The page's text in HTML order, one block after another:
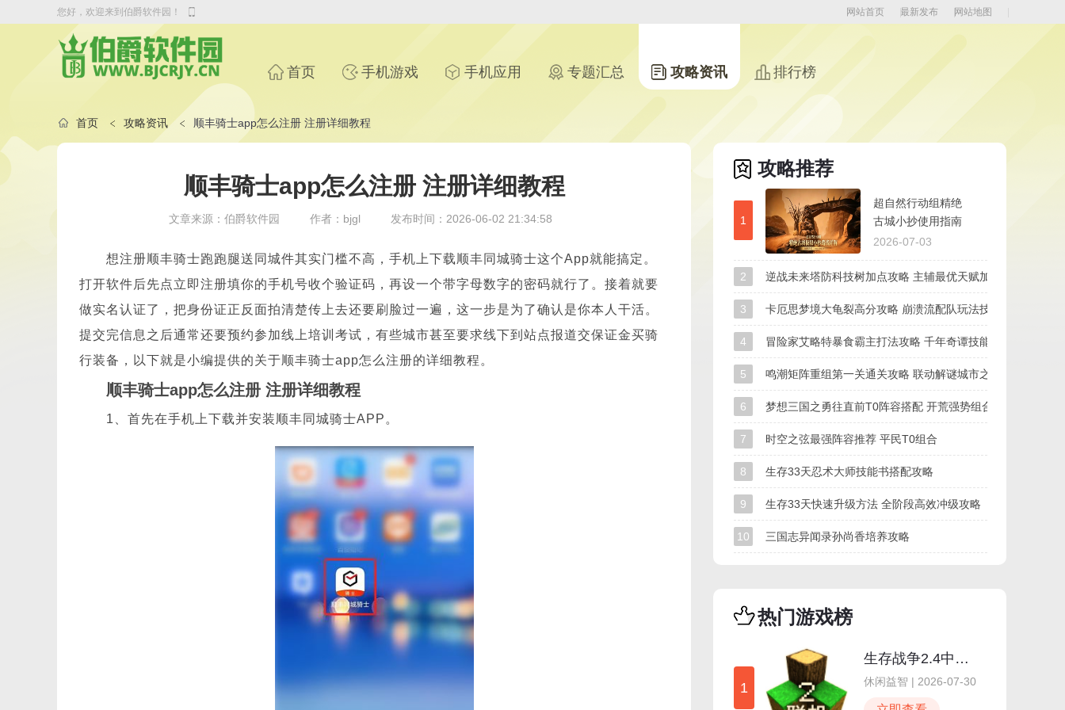
您好，欢迎来到伯爵软件园！ 网站地图
最新发布
网站首页
首页 手机游戏 手机应用 专题汇总 攻略资讯 排行榜
首页 攻略资讯 顺丰骑士app怎么注册 注册详细教程
顺丰骑士app怎么注册 注册详细教程
文章来源：伯爵软件园 作者：bjgl 发布时间：2026-06-02 21:34:58
想注册顺丰骑士跑跑腿送同城件其实门槛不高，手机上下载顺丰同城骑士这个App就能搞定。
打开软件后先点立即注册填你的手机号收个验证码，再设一个带字母数字的密码就行了。接着就要
做实名认证了，把身份证正反面拍清楚传上去还要刷脸过一遍，这一步是为了确认是你本人干活。
提交完信息之后通常还要预约参加线上培训考试，有些城市甚至要求线下到站点报道交保证金买骑
行装备，以下就是小编提供的关于顺丰骑士app怎么注册的详细教程。
顺丰骑士app怎么注册 注册详细教程
1、首先在手机上下载并安装顺丰同城骑士APP。
攻略推荐
1
超自然行动组精绝
古城小抄使用指南
极限地图宝箱路线
详解
2026-07-03
2 逆战未来塔防科技树加点攻略 主辅最优天赋加点路线
3 卡厄思梦境大龟裂高分攻略 崩溃流配队玩法技巧
4 冒险家艾略特暴食霸主打法攻略 千年奇谭技能拆解无伤打法
5 鸣潮矩阵重组第一关通关攻略 联动解谜城市之光怎么过
6 梦想三国之勇往直前T0阵容搭配 开荒强势组合
7 时空之弦最强阵容推荐 平民T0组合
8 生存33天忍术大师技能书搭配攻略
9 生存33天快速升级方法 全阶段高效冲级攻略
10 三国志异闻录孙尚香培养攻略
热门游戏榜
1
生存战争2.4中文版
休闲益智 | 2026-07-30